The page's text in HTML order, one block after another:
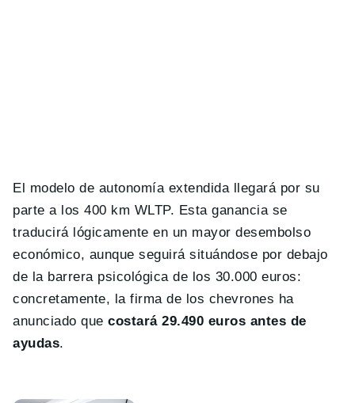
El modelo de autonomía extendida llegará por su
parte a los 400 km WLTP. Esta ganancia se
traducirá lógicamente en un mayor desembolso
económico, aunque seguirá situándose por debajo
de la barrera psicológica de los 30.000 euros:
concretamente, la firma de los chevrones ha
anunciado quecostará 29.490 euros antes de
ayudas.